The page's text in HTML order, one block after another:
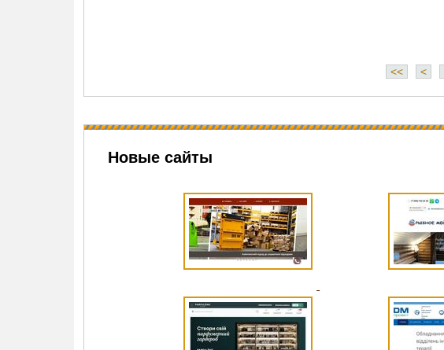
Новые сайты
<< <